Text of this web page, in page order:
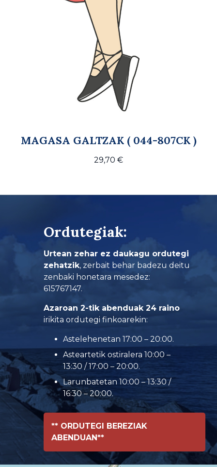
MAGASA GALTZAK ( 044-807CK )
29,70 €
Ordutegiak:
Urtean zehar ez daukagu ordutegi
zehatzik, zerbait behar badezu deitu
zenbaki honetara mesedez:
615767147.
Azaroan 2-tik abenduak 24 raino
irikita ordutegi finkoarekin:
Astelehenetan 17:00 – 20:00.
Asteartetik ostiralera 10:00 –
13:30 / 17:00 – 20:00.
Larunbatetan 10:00 – 13:30 /
16:30 – 20:00.
** ORDUTEGI BEREZIAK
ABENDUAN**